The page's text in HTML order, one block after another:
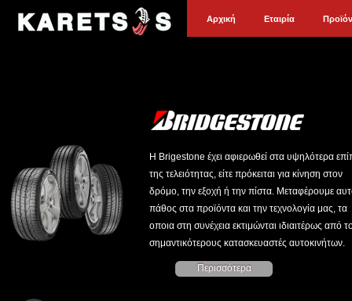
Αρχική Εταιρία
Η Brigestone έχει αφιερωθεί στα υψηλότερα
της τελειότητας, είτε πρόκειται για κίνηση στον
δρόμο, την εξοχή ή την πίστα. Μεταφέρουμε
πάθος στα προϊόντα και την τεχνολογία μας, τα
οποια στη συνέχεια εκτιμώνται ιδιαιτέρως από
σημαντικότερους κατασκευαστές αυτοκινήτων.
Περισσότερα